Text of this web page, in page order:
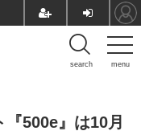
menu
search
500e』は10月